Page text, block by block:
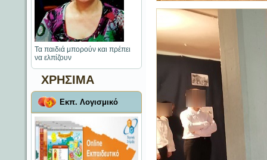
Τα παιδιά μπορούν και πρέπει
να ελπίζουν
ΧΡΗΣΙΜΑ
Εκπ. Λογισμικό